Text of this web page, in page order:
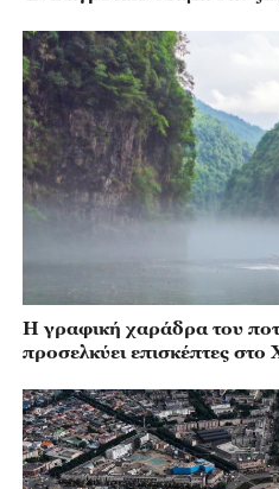
Η γραφική χαράδρα του
προσελκύει επισκέπτες στο